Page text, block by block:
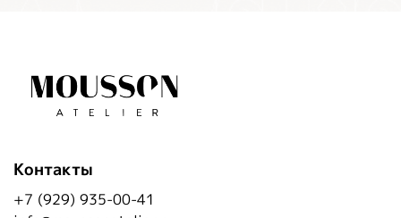
Контакты
+7 (929) 935-00-41